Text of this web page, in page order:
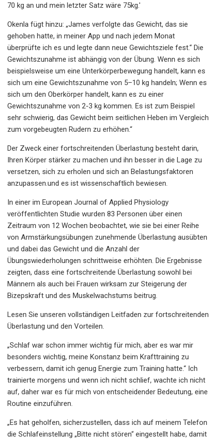
70 kg an und mein letzter Satz wäre 75kg.'
Okenla fügt hinzu: „James verfolgte das Gewicht, das sie
gehoben hatte, in meiner App und nach jedem Monat
überprüfte ich es und legte dann neue Gewichtsziele fest.“ Die
Gewichtszunahme ist abhängig von der Übung. Wenn es sich
beispielsweise um eine Unterkörperbewegung handelt, kann es
sich um eine Gewichtszunahme von 5–10 kg handeln; Wenn es
sich um den Oberkörper handelt, kann es zu einer
Gewichtszunahme von 2-3 kg kommen. Es ist zum Beispiel
sehr schwierig, das Gewicht beim seitlichen Heben im Vergleich
zum vorgebeugten Rudern zu erhöhen.“
Der Zweck einer fortschreitenden Überlastung besteht darin,
Ihren Körper stärker zu machen und ihn besser in die Lage zu
versetzen, sich zu erholen und sich an Belastungsfaktoren
anzupassen.und es ist wissenschaftlich bewiesen.
In einer im European Journal of Applied Physiology
veröffentlichten Studie wurden 83 Personen über einen
Zeitraum von 12 Wochen beobachtet, wie sie bei einer Reihe
von Armstärkungsübungen zunehmende Überlastung ausübten
und dabei das Gewicht und die Anzahl der
Übungswiederholungen schrittweise erhöhten. Die Ergebnisse
zeigten, dass eine fortschreitende Überlastung sowohl bei
Männern als auch bei Frauen wirksam zur Steigerung der
Bizepskraft und des Muskelwachstums beitrug.
Lesen Sie unseren vollständigen Leitfaden zur fortschreitenden
Überlastung und den Vorteilen.
„Schlaf war schon immer wichtig für mich, aber es war mir
besonders wichtig, meine Konstanz beim Krafttraining zu
verbessern, damit ich genug Energie zum Training hatte.“ Ich
trainierte morgens und wenn ich nicht schlief, wachte ich nicht
auf, daher war es für mich von entscheidender Bedeutung, eine
Routine einzuführen.
„Es hat geholfen, sicherzustellen, dass ich auf meinem Telefon
die Schlafeinstellung „Bitte nicht stören“ eingestellt habe, damit